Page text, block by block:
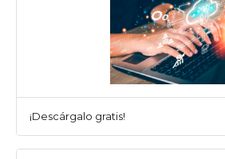
¡Descárgalo gratis!